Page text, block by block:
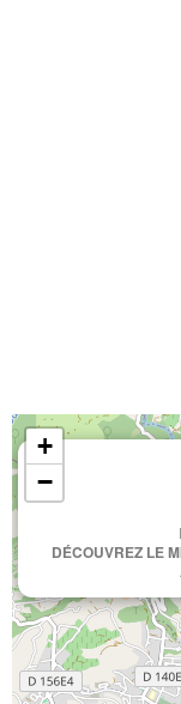
DÉCOUVREZ LE
+
−